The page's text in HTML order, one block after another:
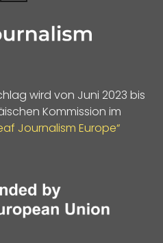
wird von Juni 2023 bis
Kommission im
Journalism Europe“